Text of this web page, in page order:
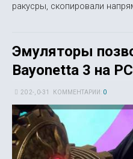
ракусры, скопировали
Эмуляторы
Bayonetta 3 на
20 2-, 0-31 КОММЕНТАРИИ: 0